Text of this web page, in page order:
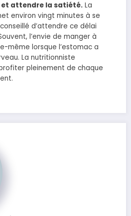
et attendre la satiété. La
environ vingt minutes à se
d’attendre ce délai
l’envie de manger à
même lorsque l’estomac a
La nutritionniste
pleinement de chaque